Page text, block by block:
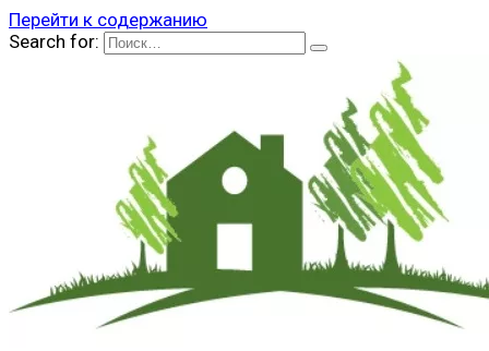
Перейти к содержанию
Search for: